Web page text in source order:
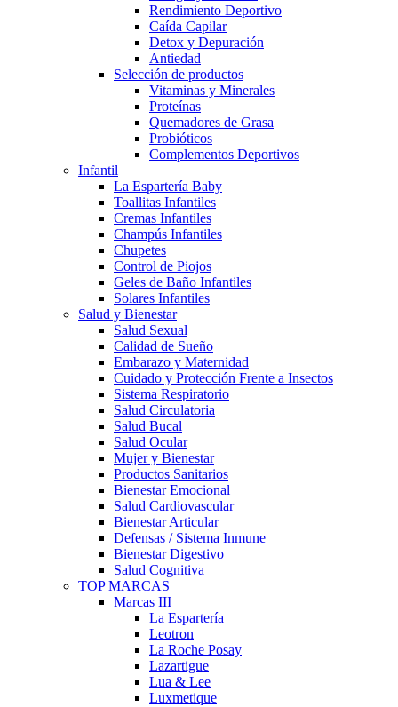
Rendimiento Deportivo
Caída Capilar
Detox y Depuración
Antiedad
Selección de productos
Vitaminas y Minerales
Proteínas
Quemadores de Grasa
Probióticos
Complementos Deportivos
Infantil
La Espartería Baby
Toallitas Infantiles
Cremas Infantiles
Champús Infantiles
Chupetes
Control de Piojos
Geles de Baño Infantiles
Solares Infantiles
Salud y Bienestar
Salud Sexual
Calidad de Sueño
Embarazo y Maternidad
Cuidado y Protección Frente a Insectos
Sistema Respiratorio
Salud Circulatoria
Salud Bucal
Salud Ocular
Mujer y Bienestar
Productos Sanitarios
Bienestar Emocional
Salud Cardiovascular
Bienestar Articular
Defensas / Sistema Inmune
Bienestar Digestivo
Salud Cognitiva
TOP MARCAS
Marcas III
La Espartería
Leotron
La Roche Posay
Lazartigue
Lua & Lee
Luxmetique